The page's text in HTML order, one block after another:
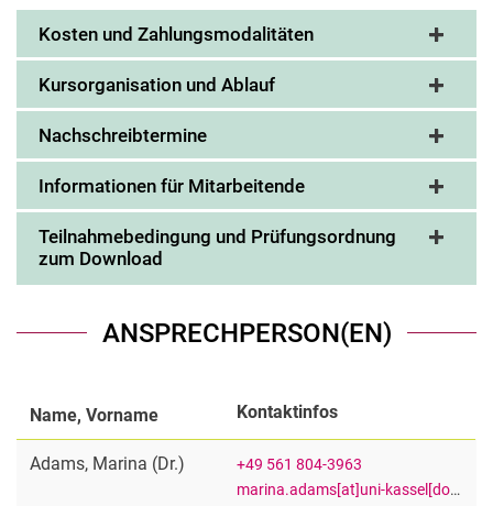
Kosten und Zahlungsmodalitäten
Kursorganisation und Ablauf
Nachschreibtermine
Informationen für Mitarbeitende
Teilnahmebedingung und Prüfungsordnung
zum Download
ANSPRECHPERSON(EN)
Name, Vorname Kontaktinfos
Adams, Marina (Dr.)
+49 561 804-3963
marina.adams[at]uni-kassel[dot]de